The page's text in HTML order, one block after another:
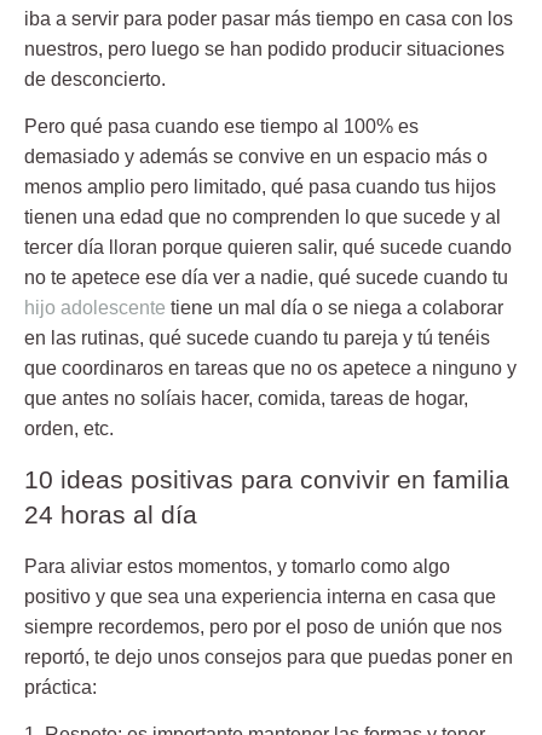
iba a servir para poder pasar más tiempo en casa con los
nuestros, pero luego se han podido producir situaciones
de desconcierto.
Pero qué pasa cuando ese tiempo al 100% es
demasiado y además se convive en un espacio más o
menos amplio pero limitado, qué pasa cuando tus hijos
tienen una edad que no comprenden lo que sucede y al
tercer día lloran porque quieren salir, qué sucede cuando
no te apetece ese día ver a nadie, qué sucede cuando tu
hijo adolescente tiene un mal día o se niega a colaborar
en las rutinas, qué sucede cuando tu pareja y tú tenéis
que coordinaros en tareas que no os apetece a ninguno y
que antes no solíais hacer, comida, tareas de hogar,
orden, etc.
10 ideas positivas para convivir en familia
24 horas al día
Para aliviar estos momentos, y tomarlo como algo
positivo y que sea una experiencia interna en casa que
siempre recordemos, pero por el poso de unión que nos
reportó, te dejo unos consejos para que puedas poner en
práctica: